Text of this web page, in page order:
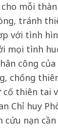
mỗi
tránh
với tình
mọi tình
công của
chống
cố thiên tai
Chỉ huy
nạn